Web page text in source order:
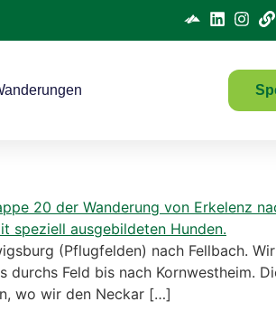
(Pflugfelden) nach Fellbach. Wir
Feld bis nach Kornwestheim.
wo wir den Neckar […]